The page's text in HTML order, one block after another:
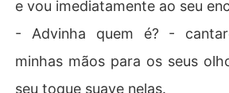
e vou imediatamente ao seu
- Advinha quem é? -
minhas mãos para os seus
seu toque suave nelas.